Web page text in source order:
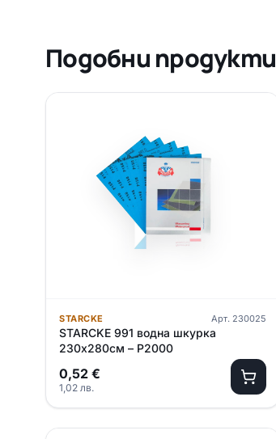
Подобни продукти
STARCKE Арт. 230025
STARCKE 991 водна шкурка
230х280см – P2000
0,52 €
1,02 лв.